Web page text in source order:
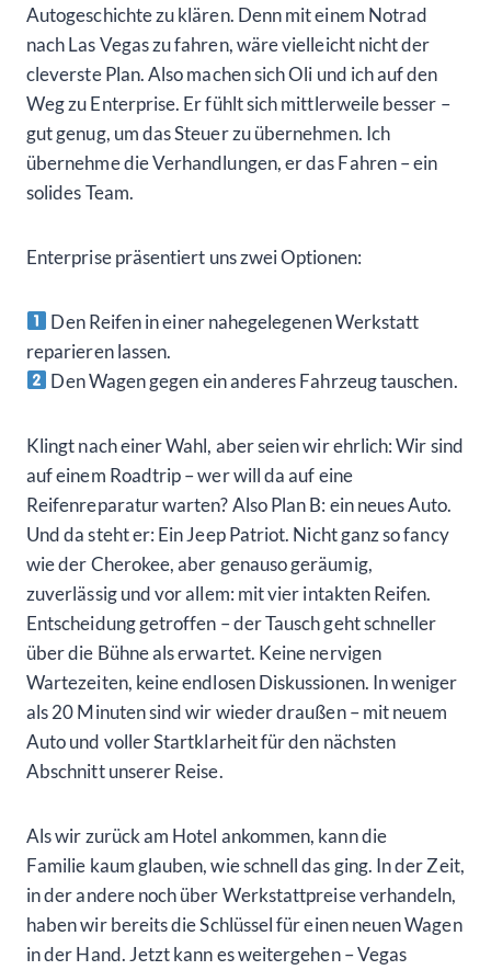
Autogeschichte zu klären. Denn mit einem Notrad
nach Las Vegas zu fahren, wäre vielleicht nicht der
cleverste Plan. Also machen sich Oli und ich auf den
Weg zu Enterprise. Er fühlt sich mittlerweile besser –
gut genug, um das Steuer zu übernehmen. Ich
übernehme die Verhandlungen, er das Fahren – ein
solides Team.
Enterprise präsentiert uns zwei Optionen:
Den Reifen in einer nahegelegenen Werkstatt
reparieren lassen.
Den Wagen gegen ein anderes Fahrzeug tauschen.
Klingt nach einer Wahl, aber seien wir ehrlich: Wir sind
auf einem Roadtrip – wer will da auf eine
Reifenreparatur warten? Also Plan B: ein neues Auto.
Und da steht er: Ein Jeep Patriot. Nicht ganz so fancy
wie der Cherokee, aber genauso geräumig,
zuverlässig und vor allem: mit vier intakten Reifen.
Entscheidung getroffen – der Tausch geht schneller
über die Bühne als erwartet. Keine nervigen
Wartezeiten, keine endlosen Diskussionen. In weniger
als 20 Minuten sind wir wieder draußen – mit neuem
Auto und voller Startklarheit für den nächsten
Abschnitt unserer Reise.
Als wir zurück am Hotel ankommen, kann die
Familie kaum glauben, wie schnell das ging. In der Zeit,
in der andere noch über Werkstattpreise verhandeln,
haben wir bereits die Schlüssel für einen neuen Wagen
in der Hand. Jetzt kann es weitergehen – Vegas